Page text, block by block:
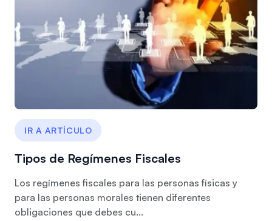
IR A ARTÍCULO
Tipos de Regímenes Fiscales
Los regímenes fiscales para las personas físicas y
para las personas morales tienen diferentes
obligaciones que debes cu...